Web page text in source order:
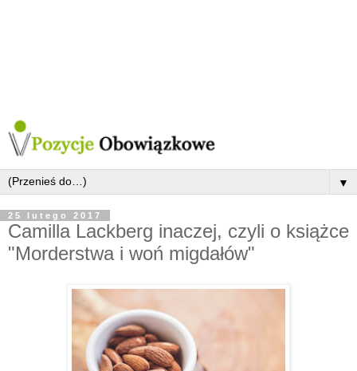
▼
25 lutego 2017
Camilla Lackberg inaczej, czyli o książce
"Morderstwa i woń migdałów"